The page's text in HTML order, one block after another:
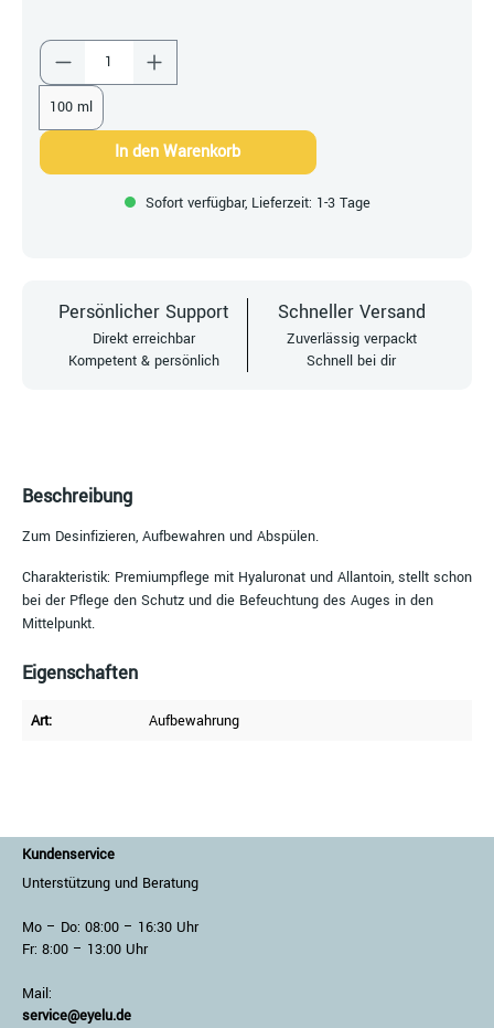
Produkt Anzahl: Gib den gewünschten Wert
100 ml
In den Warenkorb
Sofort verfügbar, Lieferzeit: 1-3 Tage
Persönlicher Support
Direkt erreichbar
Kompetent & persönlich
Schneller Versand
Zuverlässig verpackt
Schnell bei dir
Beschreibung
Zum Desinfizieren, Aufbewahren und Abspülen.
Charakteristik: Premiumpflege mit Hyaluronat und Allantoin, stellt schon
bei der Pflege den Schutz und die Befeuchtung des Auges in den
Mittelpunkt.
Eigenschaften
Art: Aufbewahrung
Kundenservice
Unterstützung und Beratung
Mo – Do: 08:00 – 16:30 Uhr
Fr: 8:00 – 13:00 Uhr
Mail:
service@eyelu.de